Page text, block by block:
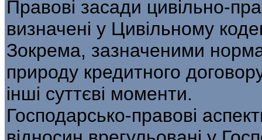
Правові засади цивільно-
визначені у Цивільному
Зокрема, зазначеними
природу кредитного
інші суттєві моменти.
Господарсько-правові